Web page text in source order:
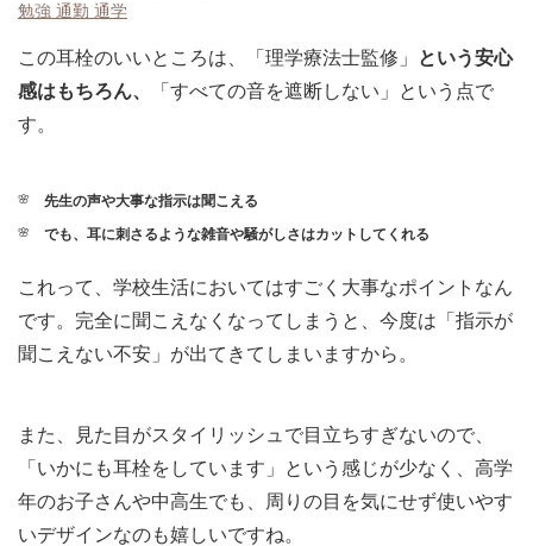
勉強 通勤 通学
この耳栓のいいところは、「理学療法士監修」
という安心
感はもちろん、
「すべての音を遮断しない」という点で
す。
先生の声や大事な指示は聞こえる
でも、耳に刺さるような雑音や騒がしさはカットしてくれる
これって、学校生活においてはすごく大事なポイントなん
です。完全に聞こえなくなってしまうと、今度は「指示が
聞こえない不安」が出てきてしまいますから。
また、見た目がスタイリッシュで目立ちすぎないので、
「いかにも耳栓をしています」という感じが少なく、高学
年のお子さんや中高生でも、周りの目を気にせず使いやす
いデザインなのも嬉しいですね。